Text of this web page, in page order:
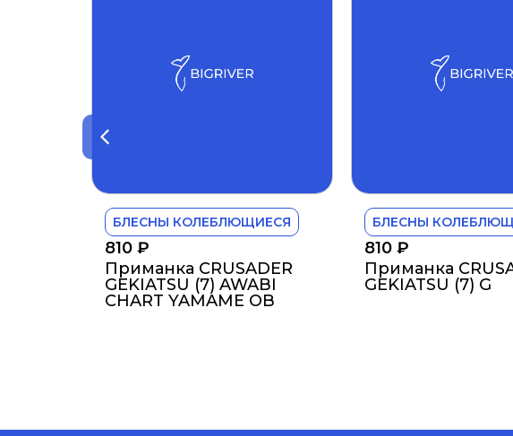
БЛЕСНЫ КОЛЕБЛЮЩИЕСЯ
810 ₽
Приманка CRUSADER
GEKIATSU (7) AWABI
CHART YAMAME OB
БЛЕСНЫ
810 ₽
Приманка
GEKIATSU (7) G